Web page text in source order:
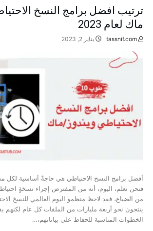
ترتيب افضل برامج النسخ
ماك لعام 2023
يناير 2, 2023
أفضل برامج النسخ الاحتياطي هي حاجةٌ أساسية لكل
فنحن نعلم، اليوم، أنه من المفترض إجراء نسخةٍ
من الضياع، فقد لاحظ منظمو اليوم العالمي للنسخ
ينتجون نحو أربعة مليارات من الملفات كل عام لكنهم
الخطوات المناسبة للحفاظ على بياناتهم،…